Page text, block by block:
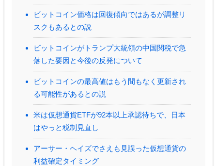
ビットコイン価格は回復傾向ではあるが調整リ
スクもあるとの説
ビットコインがトランプ大統領の中国関税で急
落した要因と今後の反発について
ビットコインの最高値はもう間もなく更新され
る可能性があるとの説
米は仮想通貨ETFが92本以上承認待ちで、日本
はやっと税制見直し
アーサー・ヘイズでさえも見誤った仮想通貨の
利益確定タイミング